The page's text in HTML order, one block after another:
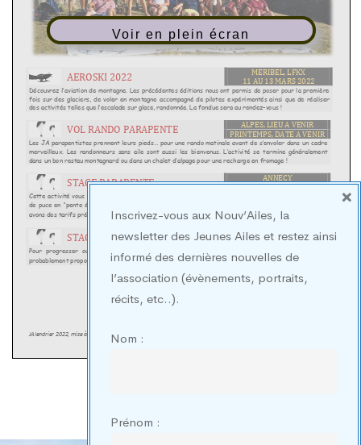
Voir en plein écran
Inscrivez-vous aux Nouv’Ailes, la
newsletter des Jeunes Ailes et restez ainsi
informé des dernières nouvelles de
l’association (évènements, portraits,
récits, etc..).
Nom :
Prénom :
×